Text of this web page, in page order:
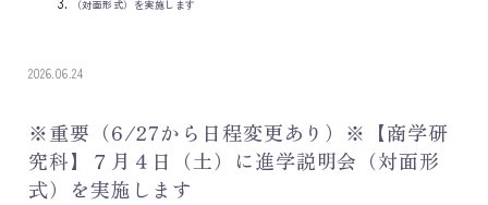
（対面形式）を実施します
2026.06.24
※重要（6/27から日程変更あり）※【商学研
究科】７月４日（土）に進学説明会（対面形
式）を実施します